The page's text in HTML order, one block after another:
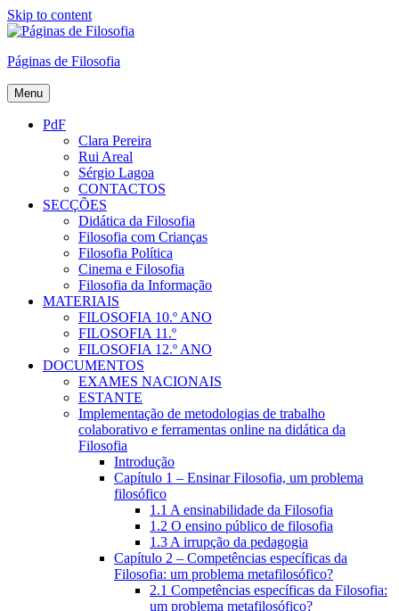
Skip to content
Páginas de Filosofia
Menu
PdF
Clara Pereira
Rui Areal
Sérgio Lagoa
CONTACTOS
SECÇÕES
Didática da Filosofia
Filosofia com Crianças
Filosofia Política
Cinema e Filosofia
Filosofia da Informação
MATERIAIS
FILOSOFIA 10.º ANO
FILOSOFIA 11.º
FILOSOFIA 12.º ANO
DOCUMENTOS
EXAMES NACIONAIS
ESTANTE
Implementação de metodologias de trabalho
colaborativo e ferramentas online na didática da
Filosofia
Introdução
Capítulo 1 – Ensinar Filosofia, um problema
filosófico
1.1 A ensinabilidade da Filosofia
1.2 O ensino público de filosofia
1.3 A irrupção da pedagogia
Capítulo 2 – Competências específicas da
Filosofia: um problema metafilosófico?
2.1 Competências específicas da Filosofia:
um problema metafilosófico?